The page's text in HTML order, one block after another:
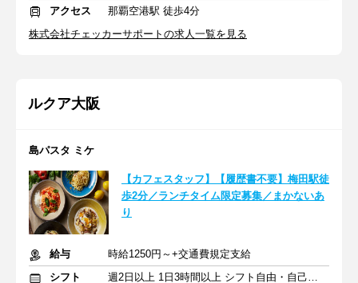
アクセス
那覇空港駅 徒歩4分
株式会社チェッカーサポートの求人一覧を見る
ルクア大阪
島パスタ ミケ
【カフェスタッフ】【履歴書不要】梅田駅徒
歩2分／ランチタイム限定募集／まかないあ
り
給与
時給1250円～+交通費規定支給
シフト
週2日以上 1日3時間以上 シフト自由・自己申告